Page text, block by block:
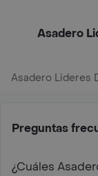
Asadero
Asadero Lideres
Preguntas
¿Cuáles